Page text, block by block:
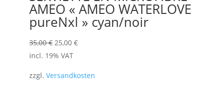
AMEO « AMEO WATERLOVE
pureNxl » cyan/noir
35,00€ Le
prix
était :
25,00 €Le
est :
incl. 19% VAT
zzgl. Versandkosten